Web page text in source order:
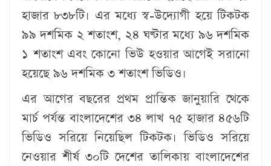
হাজার ৮৩৮টি। এর মধ্যে স্ব-উদ্যোগী হয়ে টিকটক
৯৯ দশমিক ২ শতাংশ, ২৪ ঘণ্টার মধ্যে ৯৬ দশমিক
১ শতাংশ এবং কোনো ভিউ হওয়ার আগেই সরানো
হয়েছে ৯৬ দশমিক ৩ শতাংশ ভিডিও।
এর আগের বছরের প্রথম প্রান্তিক জানুয়ারি থেকে
মার্চ পর্যন্ত বাংলাদেশের ৩৪ লাখ ৭৫ হাজার ৪৫৬টি
ভিডিও সরিয়ে নিয়েছিল টিকটক। ভিডিও সরিয়ে
নেওয়ার শীর্ষ ৩০টি দেশের তালিকায় বাংলাদেশের